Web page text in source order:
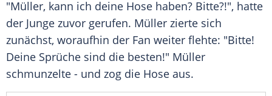
"Müller, kann ich deine Hose haben? Bitte?!", hatte
der Junge zuvor gerufen. Müller zierte sich
zunächst, woraufhin der Fan weiter flehte: "Bitte!
Deine Sprüche sind die besten!" Müller
schmunzelte - und zog die Hose aus.